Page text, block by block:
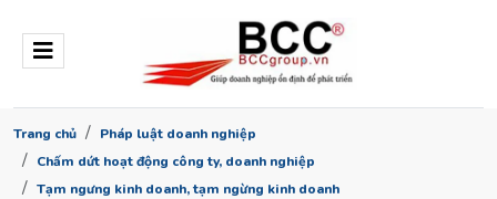
Trang chủ
Pháp luật doanh nghiệp
Chấm dứt hoạt động công ty, doanh nghiệp
Tạm ngưng kinh doanh, tạm ngừng kinh doanh